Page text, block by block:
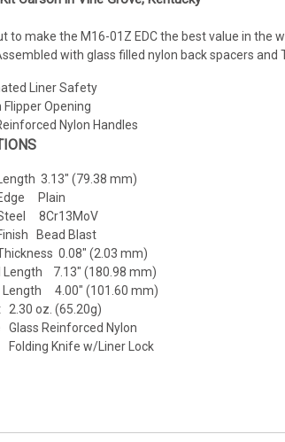
to make the M16-01Z EDC the best value in the
with glass filled nylon back spacers
Liner Safety
Flipper Opening
Nylon Handles
3.13" (79.38 mm)
Plain
8Cr13MoV
Bead Blast
0.08" (2.03 mm)
Length 7.13" (180.98 mm)
Length 4.00" (101.60 mm)
2.30 oz. (65.20g)
Glass Reinforced Nylon
Knife w/Liner Lock